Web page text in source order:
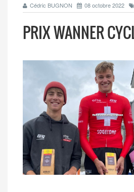
Cédric BUGNON 08 octobre 2022
PRIX WANNER